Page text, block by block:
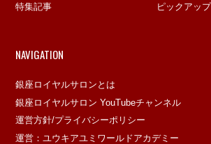
特集記事
ピックアップ
NAVIGATION
銀座ロイヤルサロンとは
銀座ロイヤルサロン YouTubeチャンネル
運営方針/プライバシーポリシー
運営：ユウキアユミワールドアカデミー